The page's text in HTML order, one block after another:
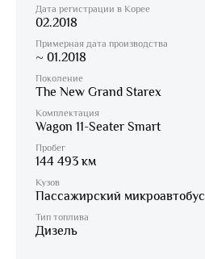
Дата регистрации в Корее
02.2018
Примерная дата производства
~ 01.2018
Поколение
The New Grand Starex
Комплектация
Wagon 11-Seater Smart
Пробег
144 493 км
Кузов
Пассажирский микроавтобус
Тип топлива
Дизель